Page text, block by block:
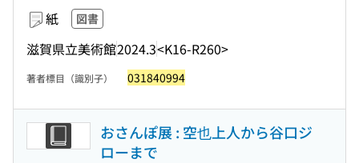
紙 図書
滋賀県立美術館2024.3<K16-R260>
著者標目（識別子） 031840994
おさんぽ展 : 空也上人から谷口ジ
ローまで